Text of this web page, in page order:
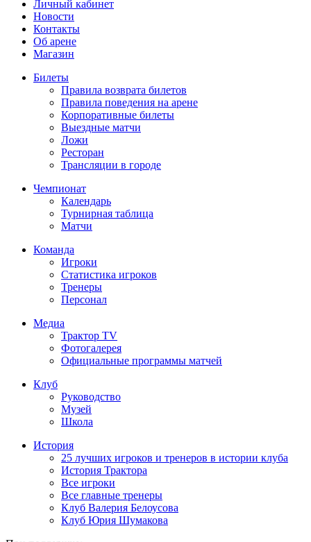
Личный кабинет
Новости
Контакты
Об арене
Магазин
Билеты
Правила возврата билетов
Правила поведения на арене
Корпоративные билеты
Выездные матчи
Ложи
Ресторан
Трансляции в городе
Чемпионат
Календарь
Турнирная таблица
Матчи
Команда
Игроки
Статистика игроков
Тренеры
Персонал
Медиа
Трактор TV
Фотогалерея
Официальные программы матчей
Клуб
Руководство
Музей
Школа
История
25 лучших игроков и тренеров в истории клуба
История Трактора
Все игроки
Все главные тренеры
Клуб Валерия Белоусова
Клуб Юрия Шумакова